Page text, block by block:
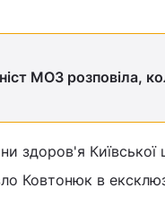
МОЗ розповіла,
здоров'я Київської
Ковтонюк в